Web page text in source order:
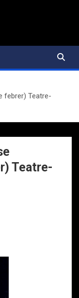
febrer) Teatre-
Teatre-